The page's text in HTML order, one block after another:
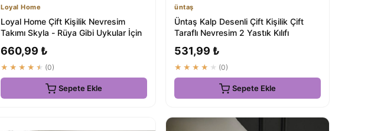
Loyal Home
Loyal Home Çift Kişilik Nevresim
Takımı Skyla - Rüya Gibi Uykular İçin
660,99 ₺
★★★★★ (0)
Sepete Ekle
üntaş
Üntaş Kalp Desenli Çift Kişilik Çift
Taraflı Nevresim 2 Yastık Kılıfı
531,99 ₺
★★★★★ (0)
Sepete Ekle